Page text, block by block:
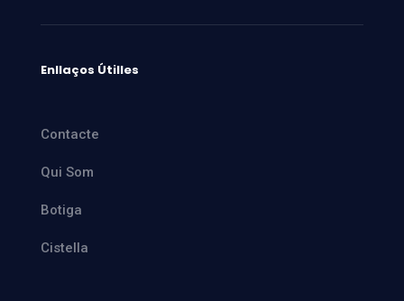
Enllaços Útilles
Contacte
Qui Som
Botiga
Cistella